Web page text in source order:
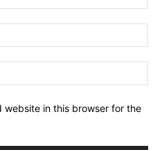
website in this browser for the